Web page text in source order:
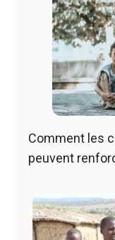
Comment les
peuvent